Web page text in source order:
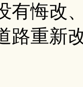
有悔改
路重新